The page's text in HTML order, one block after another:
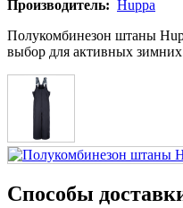
Производитель: Huppa
Полукомбинезон штаны
выбор для активных
Способы